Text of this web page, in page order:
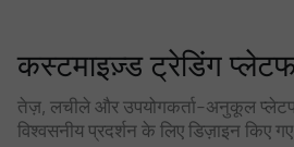
कस्टमाइज़्ड ट्रेडिंग
तेज़, लचीले और उपयोगकर्ता-अनुकूल
विश्वसनीय प्रदर्शन के लिए डिज़ाइन किए